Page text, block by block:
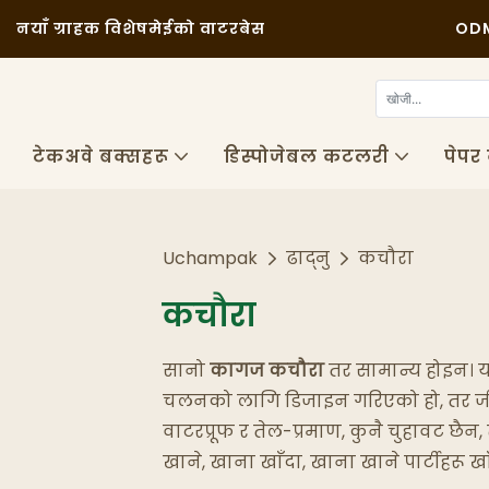
नयाँ ग्राहक विशेषमेईको वाटरबेस
टेकअवे बक्सहरू डिस्पोजेबल कटलरी पेपर
Uchampak ढाद्नु कचौरा
कचौरा
सानोकागज कचौरातर सामान्य होइन।
चलनको लागि डिजाइन गरिएको हो, तर
वाटरप्रूफ र तेल-प्रमाण, कुनै चुहावट छैन,
खाने, खाना खाँदा, खाना खाने पार्टीहरू